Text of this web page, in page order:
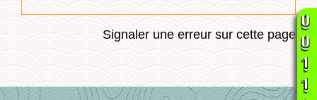
Signaler une erreur sur cette page